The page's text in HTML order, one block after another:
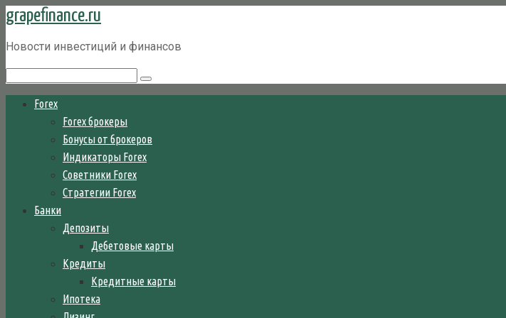
Перейти
контенту
grapefinance.ru
Новости инвестиций и финансов
Forex
Forex брокеры
Бонусы от брокеров
Индикаторы Forex
Советники Forex
Стратегии Forex
Банки
Депозиты
Дебетовые карты
Кредиты
Кредитные карты
Ипотека